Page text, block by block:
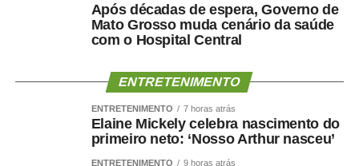
COMENTE ABAIXO:
WhatsApp
Facebook
Twitter
Messenger
LinkedIn
Share
Após décadas de espera, Governo de
Mato Grosso muda cenário da saúde
com o Hospital Central
ENTRETENIMENTO
ENTRETENIMENTO 7 horas atrás
Elaine Mickely celebra nascimento do
primeiro neto: ‘Nosso Arthur nasceu’
ENTRETENIMENTO 9 horas atrás